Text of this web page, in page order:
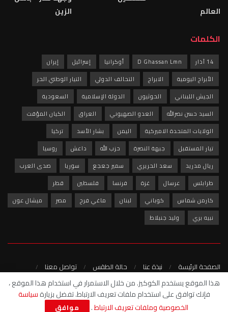
العالم
الزين
الكلمات
14 آذار D Ghassan Lmn أوكرانيا إسرائيل
إيران
الأبراج اليومية
الابراج التحالف الدولي
التيار الوطني الحر
الجيش اللبناني
الحوثيون الدولة الإسلامية
السعودية
السيد حسن نصرالله
العدو الصهيوني العراق
الكيان المؤقت
الولايات المتحدة الاميركية
اليمن بشار الأسد
تركيا
تيار المستقبل
جبهة النصرة حزب الله داعش
روسيا
ريال مدريد
سعد الحريري سمير جعجع سوريا
صدى العرب
طرابلس
عرسال غزة فرنسا فلسطين
قطر
كارمن شماس
كوباني لبنان ماغي فرح مصر
ميشال عون
نبيه بري
وليد جنبلاط
الصفحة الرئيسة نبذة عنا حالة الطقس
تواصل معنا
سياسة الخصوصية
هذا الموقع يستخدم الكوكيز. من خلال الاستمرار في استخدام هذا الموقع ،
فإنك توافق على استخدام ملفات تعريف الارتباط. تفضل بزيارةسياسة
الخصوصية وملفات تعريف الارتباط. موافق